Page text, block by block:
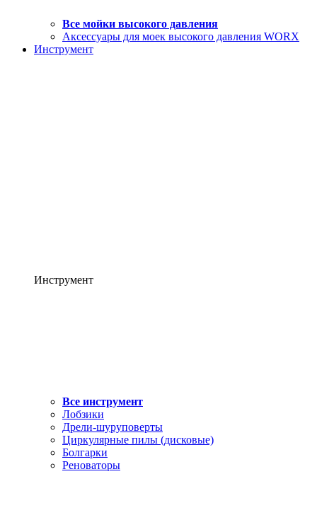
Все мойки высокого давления
Аксессуары для моек высокого давления WORX
Инструмент
Инструмент
Все инструмент
Лобзики
Дрели-шуруповерты
Циркулярные пилы (дисковые)
Болгарки
Реноваторы